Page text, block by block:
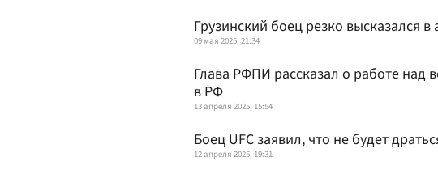
Грузинский боец резко высказался в
09 мая 2025, 21:34
Глава РФПИ рассказал о работе над
в РФ
13 апреля 2025, 15:54
Боец UFC заявил, что не будет
12 апреля 2025, 19:31